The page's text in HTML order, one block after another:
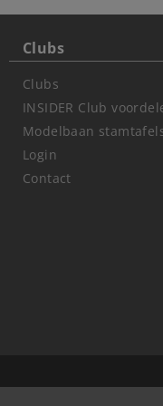
Clubs
Clubs
INSIDER Club
Modelbaan
Login
Contact